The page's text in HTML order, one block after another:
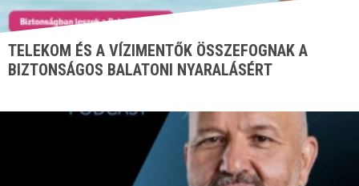
TELEKOM ÉS A VÍZIMENTŐK ÖSSZEFOGNAK A
BIZTONSÁGOS BALATONI NYARALÁSÉRT